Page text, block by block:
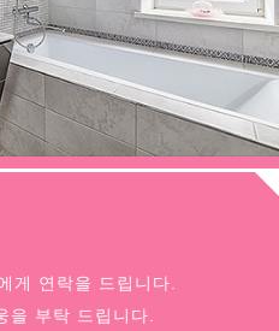
게 연락을 드립니다.
을 부탁 드립니다.